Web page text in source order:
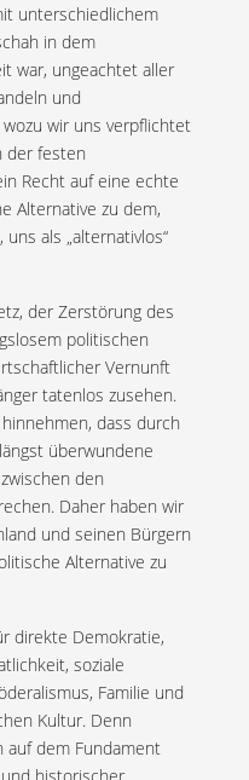
unterschiedlichem
in dem
war, ungeachtet aller
und
wir uns verpflichtet
der festen
Recht auf eine echte
Alternative zu dem,
als „alternativlos“
der Zerstörung des
politischen
Vernunft
tatenlos zusehen.
dass durch
überwundene
den
Daher haben wir
und seinen Bürgern
Alternative zu
direkte Demokratie,
soziale
Familie und
Kultur. Denn
dem Fundament